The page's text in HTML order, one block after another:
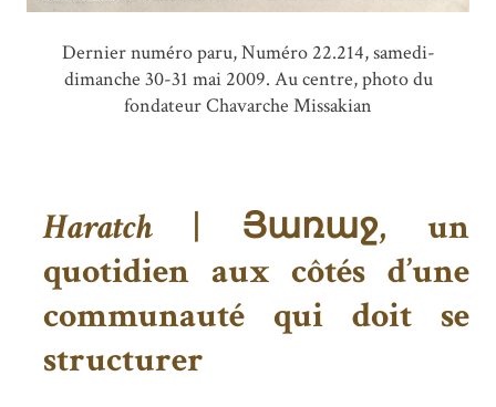
Dernier numéro paru, Numéro 22.214, samedi-
dimanche 30-31 mai 2009. Au centre, photo du
fondateur Chavarche Missakian
Haratch | Յառաջ, un
quotidien aux côtés d’une
communauté qui doit se
structurer